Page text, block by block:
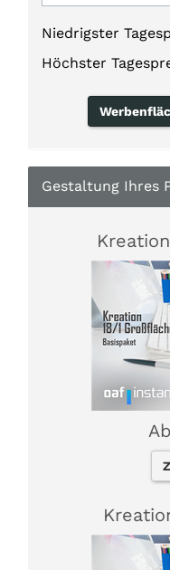
Niedrigster
Höchster
Gestaltung Ihres